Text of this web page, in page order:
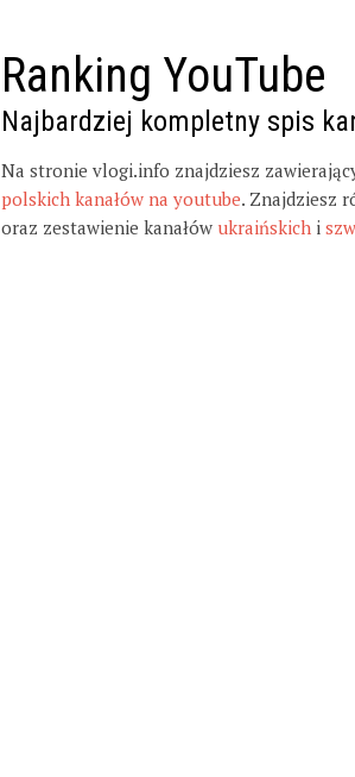
Ranking YouTube
Najbardziej kompletny spis
Na stronie vlogi.info znajdziesz
polskich kanałów na youtube. Znajdziesz
oraz zestawienie kanałów ukraińskich i